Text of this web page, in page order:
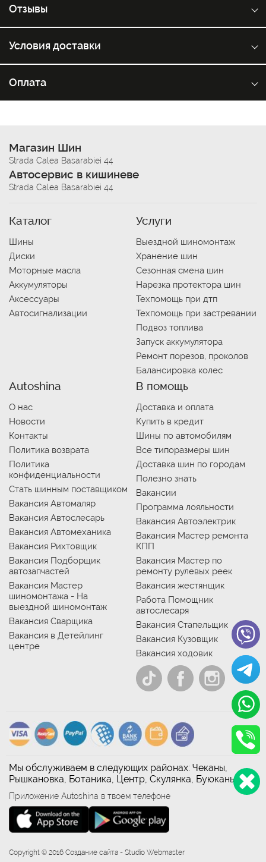
Отзывы
Условия доставки
Оплата
Магазин Шин
Strada Calea Basarabiei 44
Автосервис в кишиневе
Strada Calea Basarabiei 44
Каталог
Шины
Диски
Моторные масла
Аккумуляторы
Аксессуары
Автосигнализации
Услуги
Выездной шиномонтаж
Хранение шин
Сезонная смена шин
Нарезка протектора шин
Техпомощь при дтп
Техпомощь при застревании
Подвоз топлива
Запуск аккумулятора
Ремонт порезов, проколов
Балансировка колес
Autoshina
О нас
Новости
Контакты
Политика возврата
Политика
конфиденциальности
Стать шинным поставщиком
Вакансия Автомаляр
Вакансия Автослесарь
Вакансия Автомеханика
Вакансия Рихтовщик
Вакансия Подборщик
автозапчастей
Вакансия Мастер
шиномонтажа - На
выездной шиномонтаж
Вакансия Сварщика
Вакансия в Детейлинг
центре
В помощь
Доставка и оплата
Купить в кредит
Шины по автомобилям
Все типоразмеры шин
Доставка шин по городам
Полезно знать
Вакансии
Программа лояльности
Вакансия Автоэлектрик
Вакансия Мастер ремонта
КПП
Вакансия Мастер по
ремонту рулевых реек
Вакансия жестянщик
Работа Помощник
автослесаря
Вакансия Стапельщик
Вакансия Кузовщик
Вакансия ходовик
Мы обслуживаем в следующих районах: Чеканы,
Рышкановка, Ботаника, Центр, Скулянка, Буюканы
Приложение Autoshina в твоем телефоне
Copyright © 2016 Создание сайта - Studio Webmaster